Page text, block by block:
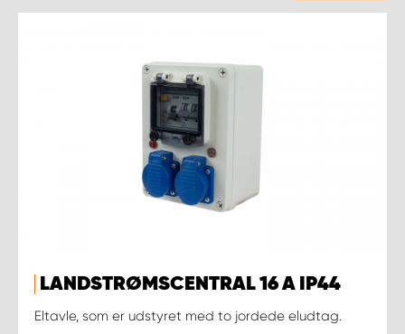
LANDSTRØMSCENTRAL 16 A IP44
Eltavle, som er udstyret med to jordede eludtag.